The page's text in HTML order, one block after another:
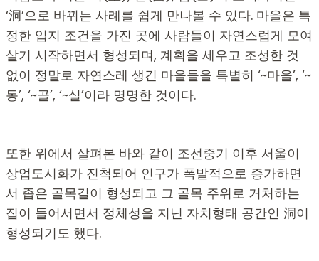
‘洞’으로 바뀌는 사례를 쉽게 만나볼 수 있다. 마을은 특
정한 입지 조건을 가진 곳에 사람들이 자연스럽게 모여
살기 시작하면서 형성되며, 계획을 세우고 조성한 것
없이 정말로 자연스레 생긴 마을들을 특별히 ‘~마을’, ‘~
동’, ‘~골’, ‘~실’이라 명명한 것이다.
또한 위에서 살펴본 바와 같이 조선중기 이후 서울이
상업도시화가 진척되어 인구가 폭발적으로 증가하면
서 좁은 골목길이 형성되고 그 골목 주위로 거처하는
집이 들어서면서 정체성을 지닌 자치형태 공간인 洞이
형성되기도 했다.